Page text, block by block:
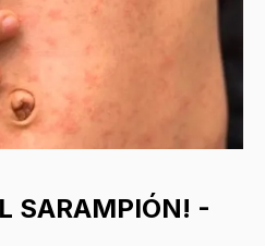
SARAMPIÓN! -